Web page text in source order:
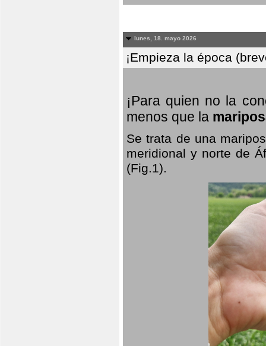
lunes, 18. mayo 2026
¡Empieza la época
¡Para quien no la
menos que la
Se trata de una
meridional y norte de
(Fig.1).